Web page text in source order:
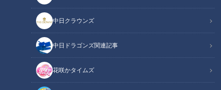
中日クラウンズ
中日ドラゴンズ関連記事
花咲かタイムズ